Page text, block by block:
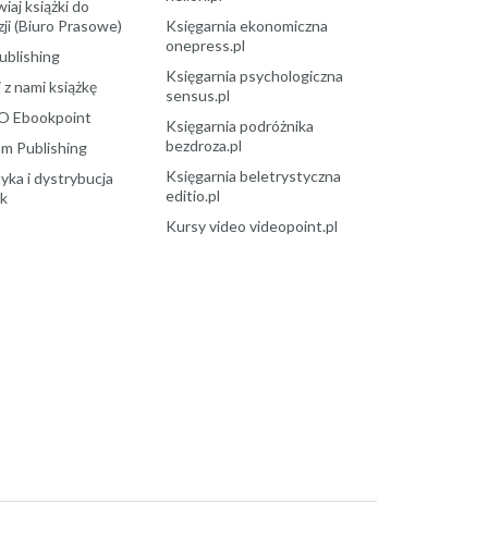
książki do
(Biuro Prasowe)
nami książkę
Ebookpoint
Publishing
i dystrybucja
Księgarnia ekonomiczna
onepress.pl
Księgarnia psychologiczna
sensus.pl
Księgarnia podróżnika
bezdroza.pl
Księgarnia beletrystyczna
editio.pl
Kursy video videopoint.pl